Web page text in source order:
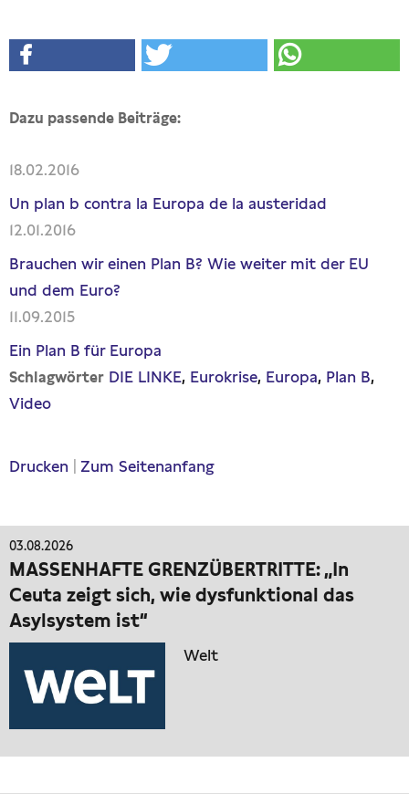
Dazu passende Beiträge:
18.02.2016
Un plan b contra la Europa de la austeridad
12.01.2016
Brauchen wir einen Plan B? Wie weiter mit der EU
und dem Euro?
11.09.2015
Ein Plan B für Europa
Schlagwörter DIE LINKE Eurokrise Europa Plan B
Video
Drucken Zum Seitenanfang
03.08.2026
MASSENHAFTE GRENZÜBERTRITTE: „In
Ceuta zeigt sich, wie dysfunktional das
Asylsystem ist“
Welt